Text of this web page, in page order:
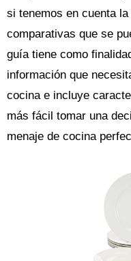
si tenemos en cuenta
comparativas que se
guía tiene como
información que
cocinae incluye
más fácil tomar una
menaje de cocina